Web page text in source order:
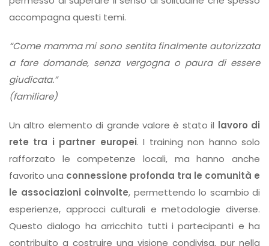
accompagna questi temi.
“Come mamma mi sono sentita finalmente autorizzata
a fare domande, senza vergogna o paura di essere
giudicata.”
(familiare)
Un altro elemento di grande valore è stato il lavoro di
rete tra i partner europei. I training non hanno solo
rafforzato le competenze locali, ma hanno anche
favorito una connessione profonda tra le comunità e
le associazioni coinvolte, permettendo lo scambio di
esperienze, approcci culturali e metodologie diverse.
Questo dialogo ha arricchito tutti i partecipanti e ha
contribuito a costruire una visione condivisa, pur nella